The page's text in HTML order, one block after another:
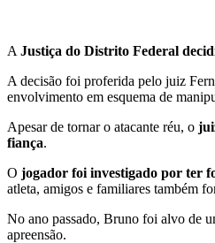
A Justiça do Distrito Federal
A decisão foi proferida pelo juiz
envolvimento em esquema de
Apesar de tornar o atacante réu, o
fiança.
O jogador foi investigado por ter
atleta, amigos e familiares também
No ano passado, Bruno foi alvo de
apreensão.